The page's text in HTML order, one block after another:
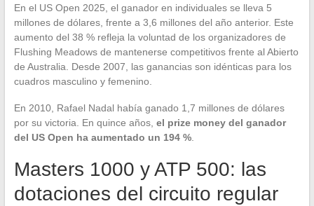
En el US Open 2025, el ganador en individuales se lleva 5
millones de dólares, frente a 3,6 millones del año anterior. Este
aumento del 38 % refleja la voluntad de los organizadores de
Flushing Meadows de mantenerse competitivos frente al Abierto
de Australia. Desde 2007, las ganancias son idénticas para los
cuadros masculino y femenino.
En 2010, Rafael Nadal había ganado 1,7 millones de dólares
por su victoria. En quince años, el prize money del ganador
del US Open ha aumentado un 194 %.
Masters 1000 y ATP 500: las
dotaciones del circuito regular